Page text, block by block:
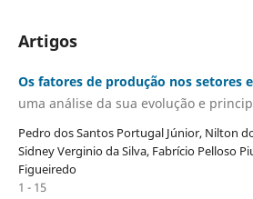
Artigos
Os fatores de produção nos setores
uma análise da sua evolução e
Pedro dos Santos Portugal Júnior, Nilton
Sidney Verginio da Silva, Fabrício Pelloso
Figueiredo
1 - 15